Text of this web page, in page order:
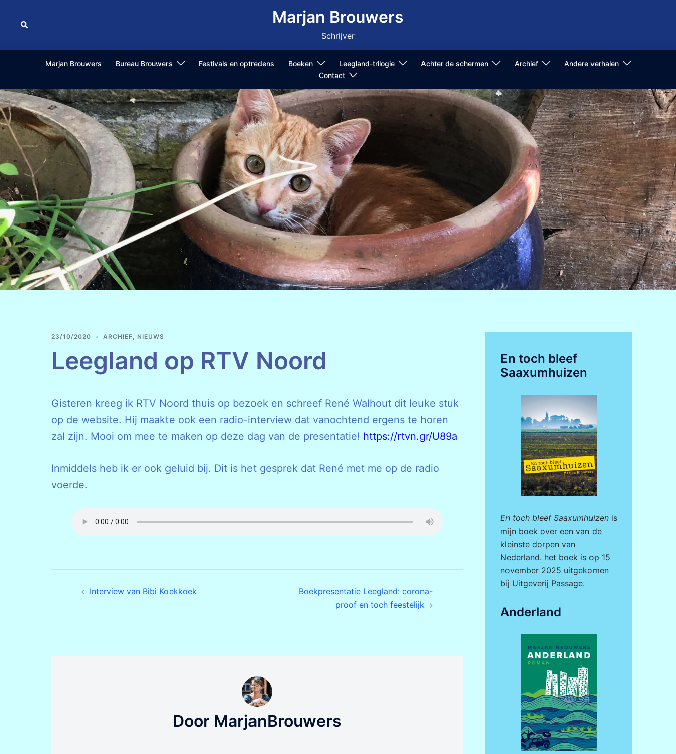
Zoeken Marjan Brouwers
Schrijver
Marjan Brouwers Bureau Brouwers Festivals en optredens Boeken Leegland-trilogie Achter de schermen Archief
Andere verhalen
Contact
23/10/2020 ARCHIEF, NIEUWS
Leegland op RTV Noord
Gisteren kreeg ik RTV Noord thuis op bezoek en schreef René Walhout dit leuke stuk
op de website. Hij maakte ook een radio-interview dat vanochtend ergens te horen
zal zijn. Mooi om mee te maken op deze dag van de presentatie! https://rtvn.gr/U89a
Inmiddels heb ik er ook geluid bij. Dit is het gesprek dat René met me op de radio
voerde.
Interview van Bibi Koekkoek
Boekpresentatie Leegland: corona-
proof en toch feestelijk
Door MarjanBrouwers
En toch bleef
Saaxumhuizen
En toch bleef Saaxumhuizenis
mijn boek over een van de
kleinste dorpen van
Nederland. het boek is op 15
november 2025 uitgekomen
bij Uitgeverij Passage.
Anderland